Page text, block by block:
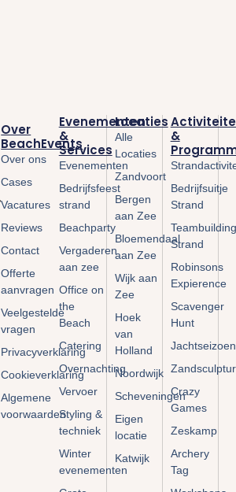
&
Bedrijfsuitje
Strand
Teambuilding
Strand
Robinsons
Expierence
Scavenger
Hunt
Jachtseizoen
Crazy
Games
Zeskamp
Archery
Tag
Locaties
Alle
Locaties
Zandvoort
Bergen
aan Zee
Bloemendaal
aan Zee
Wijk aan
Zee
Hoek
van
Holland
Noordwijk
Scheveningen
Eigen
locatie
Katwijk
Evenementen
&
Services
Evenementen
Bedrijfsfeest
strand
Beachparty
Vergaderen
aan zee
Office on
the
Beach
Catering
Overnachting
Vervoer
Styling &
techniek
Winter
evenementen
Over
BeachEvents
Over ons
Cases
Vacatures
Reviews
Contact
Offerte
aanvragen
Veelgestelde
vragen
Privacyverklaring
Cookieverklaring
Algemene
voorwaarden